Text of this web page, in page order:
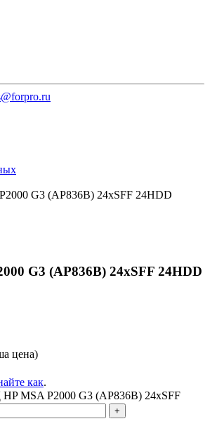
G3 (AP836B) 24xSFF 24HDD
G3 (AP836B) 24xSFF 24HDD
цена)
как.
MSA P2000 G3 (AP836B) 24xSFF
+